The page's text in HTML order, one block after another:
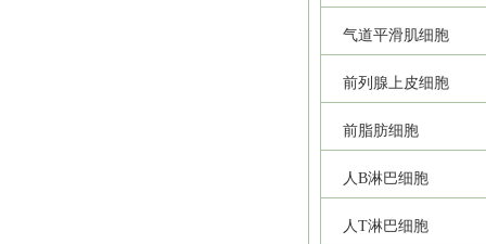
气道平滑肌细胞
前列腺上皮细胞
前脂肪细胞
人B淋巴细胞
人T淋巴细胞